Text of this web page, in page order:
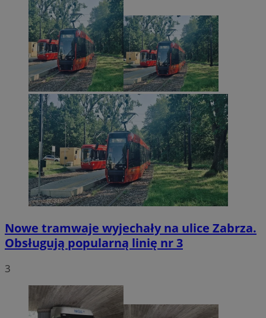
Nowe tramwaje wyjechały na ulice Zabrza.
Obsługują popularną linię nr 3
3